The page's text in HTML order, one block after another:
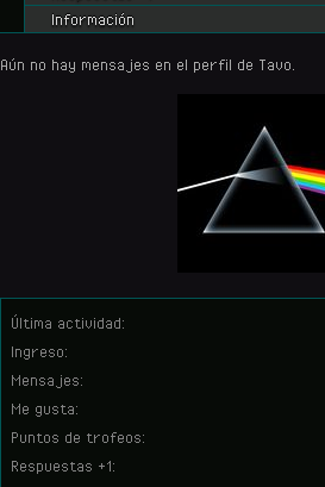
Última actividad:
Ingreso:
Mensajes:
Me gusta:
Puntos de trofeos:
Respuestas +1:
Información
Aún no hay mensajes en el perfil de Tavo.